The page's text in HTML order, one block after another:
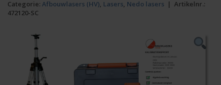
Categorie: Afbouwlasers (HV), Lasers, Nedo lasers | Artikelnr.:
472120-SC